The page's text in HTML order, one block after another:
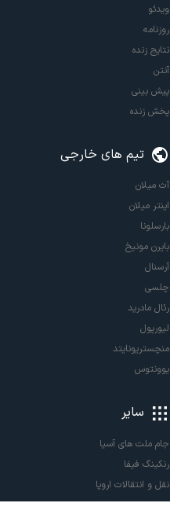
ویدئو
روزنامه
نتایج زنده
آنتن
پیش بینی
پخش زنده
تیم های خارجی
آث میلان
اینتر میلان
بارسلونا
بایرن مونیخ
آرسنال
چلسی
رئال مادرید
لیورپول
منچستریونایتد
یوونتوس
سایر
جام ملت های آسیا
رنکینگ فیفا
نقل و انتقالات اروپا
نقل و انتقالات ایران